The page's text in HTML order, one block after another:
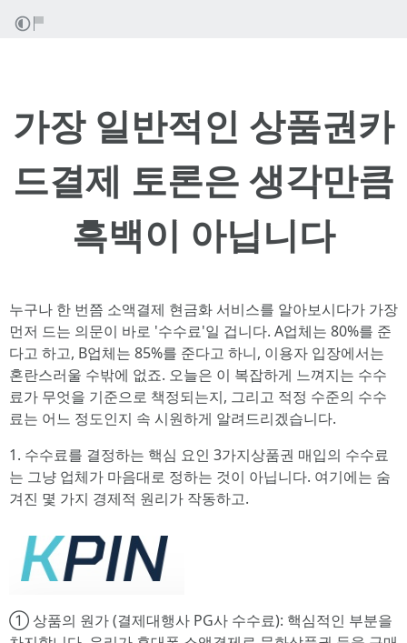
가장 일반적인 상품권카
드결제 토론은 생각만큼
흑백이 아닙니다
누구나 한 번쯤 소액결제 현금화 서비스를 알아보시다가 가장
먼저 드는 의문이 바로 '수수료'일 겁니다. A업체는 80%를 준
다고 하고, B업체는 85%를 준다고 하니, 이용자 입장에서는
혼란스러울 수밖에 없죠. 오늘은 이 복잡하게 느껴지는 수수
료가 무엇을 기준으로 책정되는지, 그리고 적정 수준의 수수
료는 어느 정도인지 속 시원하게 알려드리겠습니다.
1. 수수료를 결정하는 핵심 요인 3가지상품권 매입의 수수료
는 그냥 업체가 마음대로 정하는 것이 아닙니다. 여기에는 숨
겨진 몇 가지 경제적 원리가 작동하고.
① 상품의 원가 (결제대행사 PG사 수수료): 핵심적인 부분을